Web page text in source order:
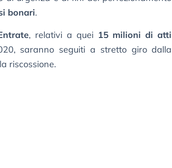
bonari.
, relativi a quei 15 milioni di atti
saranno seguiti a stretto giro dalla
riscossione.